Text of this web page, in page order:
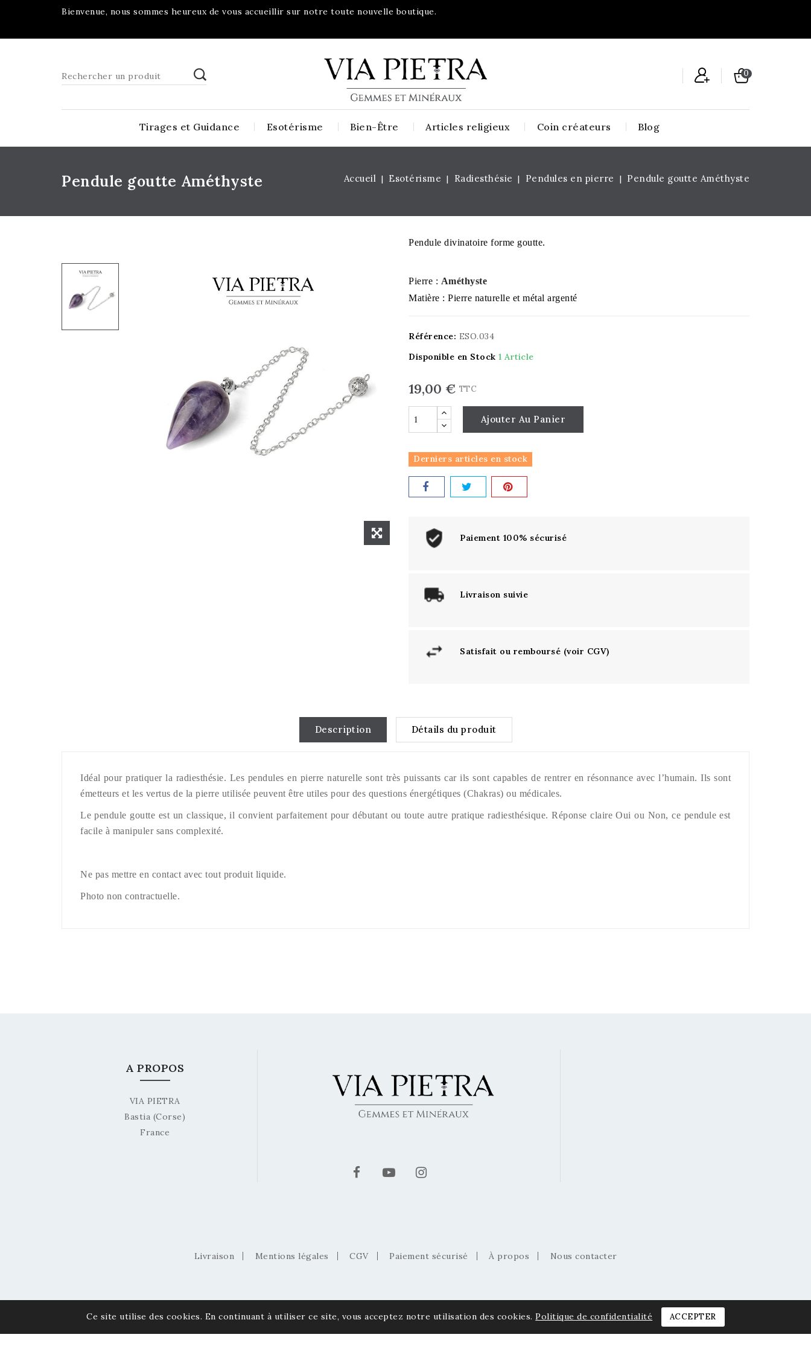
Bienvenue, nous sommes heureux de vous accueillir sur notre toute nouvelle boutique.
0
Tirages et Guidance Esotérisme Bien-Être Articles religieux Coin créateurs Blog
Pendule goutte Améthyste Accueil Esotérisme Radiesthésie Pendules en pierre Pendule goutte Améthyste
Pendule divinatoire forme goutte.
Pierre : Améthyste
Matière : Pierre naturelle et métal argenté
Référence: ESO.034
Disponible en Stock 1 Article
19,00 € TTC
Ajouter Au Panier
Derniers articles en stock
Paiement 100% sécurisé
Livraison suivie
Satisfait ou remboursé (voir CGV)
Description Détails du produit
Idéal pour pratiquer la radiesthésie. Les pendules en pierre naturelle sont très puissants car ils sont capables de rentrer en résonnance avec l’humain. Ils sont
émetteurs et les vertus de la pierre utilisée peuvent être utiles pour des questions énergétiques (Chakras) ou médicales.
Le pendule goutte est un classique, il convient parfaitement pour débutant ou toute autre pratique radiesthésique. Réponse claire Oui ou Non, ce pendule est
facile à manipuler sans complexité.
Ne pas mettre en contact avec tout produit liquide.
Photo non contractuelle.
A PROPOS
VIA PIETRA
Bastia (Corse)
France
Livraison Mentions légales CGV Paiement sécurisé À propos Nous contacter
Ce site utilise des cookies. En continuant à utiliser ce site, vous acceptez notre utilisation des cookies. Politique de confidentialité ACCEPTER